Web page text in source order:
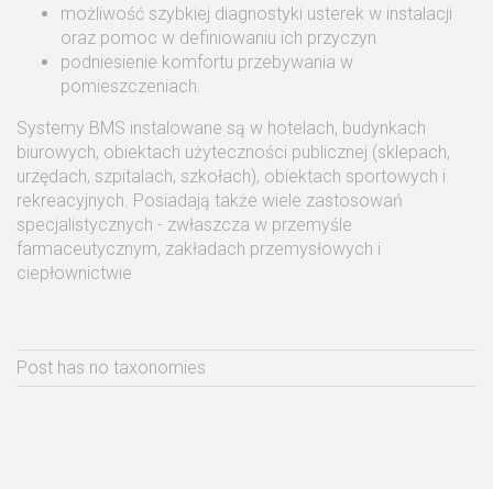
możliwość szybkiej diagnostyki usterek w instalacji
oraz pomoc w definiowaniu ich przyczyn
podniesienie komfortu przebywania w
pomieszczeniach.
Systemy BMS instalowane są w hotelach, budynkach
biurowych, obiektach użyteczności publicznej (sklepach,
urzędach, szpitalach, szkołach), obiektach sportowych i
rekreacyjnych. Posiadają także wiele zastosowań
specjalistycznych - zwłaszcza w przemyśle
farmaceutycznym, zakładach przemysłowych i
ciepłownictwie
Post has no taxonomies